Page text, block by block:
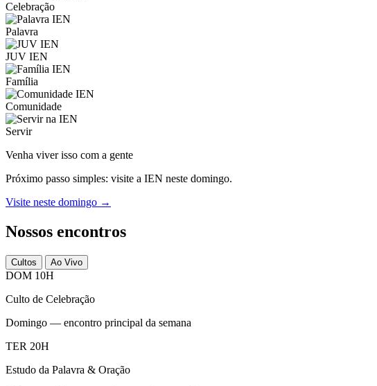
Celebração
Palavra
JUV IEN
Família
Comunidade
Servir
Venha viver isso com a gente
Próximo passo simples: visite a IEN neste domingo.
Visite neste domingo →
Nossos encontros
Cultos Ao Vivo
DOM 10H
Culto de Celebração
Domingo — encontro principal da semana
TER 20H
Estudo da Palavra & Oração